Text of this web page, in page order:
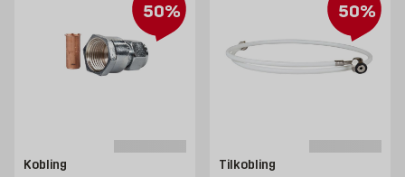
50%
Kobling
50%
Tilkobling